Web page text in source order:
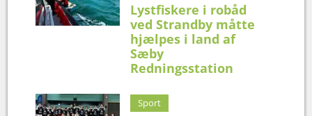
Lystfiskere i robåd
ved Strandby måtte
hjælpes i land af
Sæby
Redningsstation
Sport